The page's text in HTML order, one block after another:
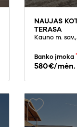
NAUJAS
TERASA
Kauno m.
Banko įmoka *
580€/mėn.